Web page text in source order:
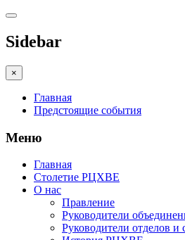
Sidebar
×
Главная
Предстоящие события
Меню
Главная
Столетие РЦХВЕ
О нас
Правление
Руководители
Руководители отделов и